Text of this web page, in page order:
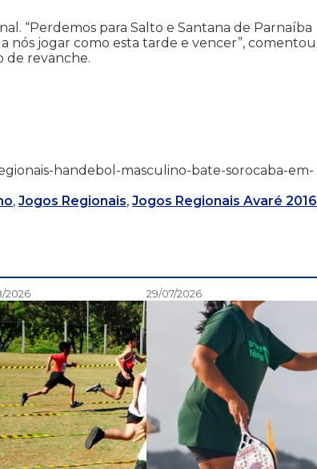
“Perdemos para Salto e Santana de Parnaíba
nós jogar como esta tarde e vencer”, comentou
de revanche.
handebol-masculino-bate-sorocaba-em-
, Jogos Regionais, Jogos Regionais Avaré 2016
2026 29/07/2026